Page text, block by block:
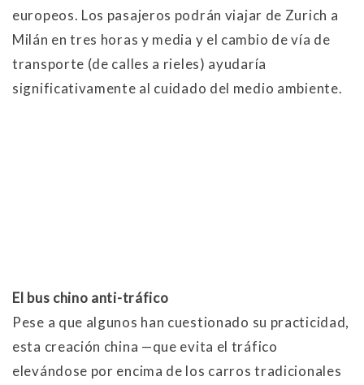
europeos. Los pasajeros podrán viajar de Zurich a
Milán en tres horas y media y el cambio de vía de
transporte (de calles a rieles) ayudaría
significativamente al cuidado del medio ambiente.
El bus chino anti-tráfico
Pese a que algunos han cuestionado su practicidad,
esta creación china —que evita el tráfico
elevándose por encima de los carros tradicionales